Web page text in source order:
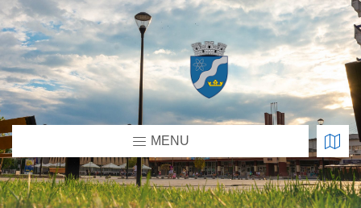
MENU